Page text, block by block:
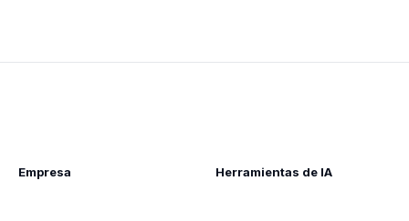
Empresa Herramientas de IA